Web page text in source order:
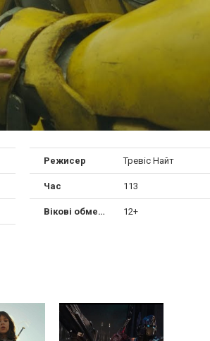
Режисер Тревіс Найт
Час 113
Вікові обмеження 12+